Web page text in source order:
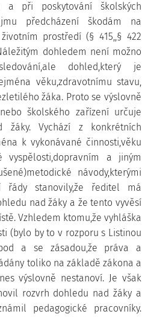
a při poskytování školských
předcházení škodám na
prostředí (§ 415,,§ 422
dohledem není možno
dohled,který je
věku,zdravotnímu stavu,
žáka. Proto se výslovně
školského zařízení určuje
žáky. Vychází z konkrétních
k vykonávané činnosti,věku
a jiným
návody,kterými
řády stanovily,že ředitel má
nad žáky a že tento vyvěsí
Vzhledem ktomu,že vyhláška
(bylo by to v rozporu s Listinou
a se zásadou,že práva a
toliko na základě zákona a
výslovně nestanoví. Je však
rozvrh dohledu nad žáky a
pedagogické pracovníky.